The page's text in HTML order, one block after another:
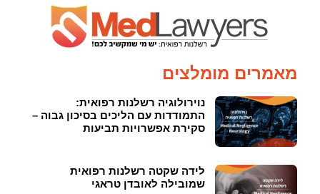
מאמרים מומלצים
נוירולוגיה רשלנות רפואית:
התמודדות עם הליכים בסיכון גבוה –
סקירת אפשרויות תביעות
לידה שקטה רשלנות רפואית
שמובילה לאובדן טראגי